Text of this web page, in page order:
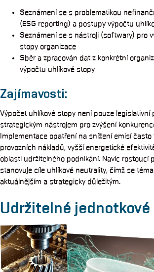
Seznámení se s problematikou
(ESG reporting) a postupy výpočtu
Seznámení se s nástroji (softwary) pro
stopy organizace
Sběr a zpracován dat z konkrétní
výpočtu uhlíkové stopy
Zajímavosti:
Výpočet uhlíkové stopy není pouze legislativní
strategickým nástrojem pro zvýšení
Implementace opatření na snížení emisí často
provozních nákladů, vyšší energetické
oblasti udržitelného podnikání. Navíc rostoucí
stanovuje cíle uhlíkové neutrality, čímž se
aktuálnějším a strategicky důležitým.
Udržitelné jednotkové